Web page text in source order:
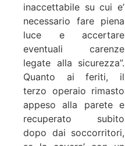
inaccettabile su cui e’
necessario fare piena
luce e accertare
eventuali carenze
legate alla sicurezza”.
Quanto ai feriti, il
terzo operaio rimasto
appeso alla parete e
recuperato subito
dopo dai soccorritori,